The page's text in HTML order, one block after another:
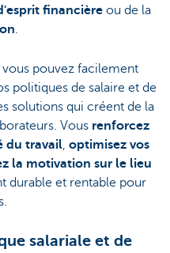
financière ou de la
.
pouvez facilement
politiques de salaire et de
solutions qui créent de la
Vous renforcez
du travail, optimisez vos
la motivation sur le lieu
durable et rentable pour
salariale et de